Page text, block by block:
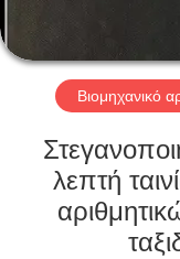
ΓΎΡΟΣ
ΠΟΙΟΤΙΚΌΣ
ΈΛΕΓΧΟΣ
Βιομηχανικό
λεπτή